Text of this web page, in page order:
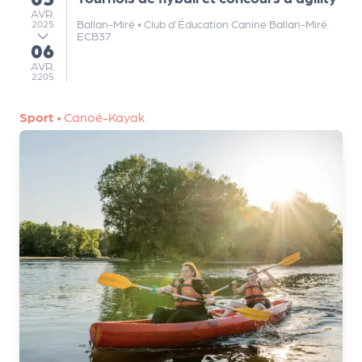
AVRIL
AVR.
2025
au
06
AVRIL
AVR.
2205
Ballan-Miré •Club d'Éducation Canine Ballan-Miré
ECB37
Sport • Canoé-Kayak
o
r
u
n
é
v
è